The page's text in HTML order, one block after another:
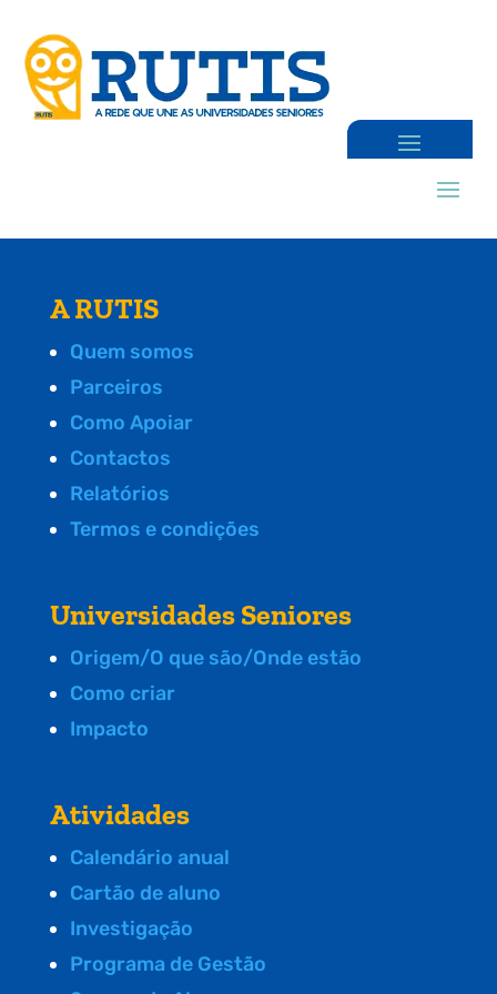
A RUTIS
Quem somos
Parceiros
Como Apoiar
Contactos
Relatórios
Termos e condições
Universidades Seniores
Origem/O que são/Onde estão
Como criar
Impacto
Atividades
Calendário anual
Cartão de aluno
Investigação
Programa de Gestão